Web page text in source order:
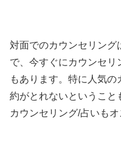
対面でのカウンセリン
で、今すぐにカウンセリ
もあります。特に人気
約がとれないということ
カウンセリング/占いもオ